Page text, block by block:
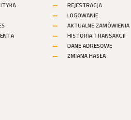
REJESTRACJA
LOGOWANIE
AKTUALNE ZAMÓWIENIA
HISTORIA TRANSAKCJI
DANE ADRESOWE
ZMIANA HASŁA